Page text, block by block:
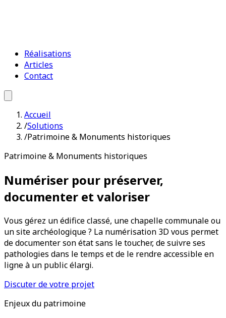
Réalisations
Articles
Contact
Accueil
/Solutions
/Patrimoine & Monuments historiques
Patrimoine & Monuments historiques
Numériser pour préserver,
documenter et valoriser
Vous gérez un édifice classé, une chapelle communale ou
un site archéologique ? La numérisation 3D vous permet
de documenter son état sans le toucher, de suivre ses
pathologies dans le temps et de le rendre accessible en
ligne à un public élargi.
Discuter de votre projet
Enjeux du patrimoine